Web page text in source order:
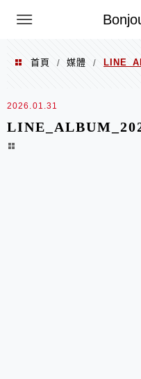
選單
首頁 / 媒體 /
2026.01.31